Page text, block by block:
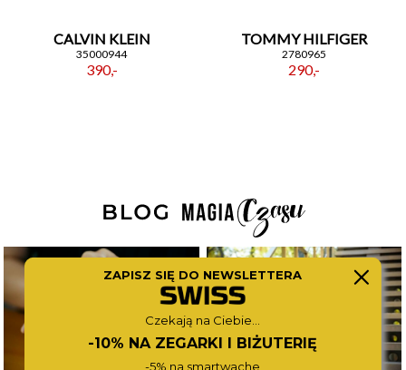
CALVIN KLEIN
35000944
390,-
TOMMY HILFIGER
2780965
290,-
ZAPISZ SIĘ DO NEWSLETTERA
Czekają na Ciebie...
-10% NA ZEGARKI I BIŻUTERIĘ
-5% na smartwache